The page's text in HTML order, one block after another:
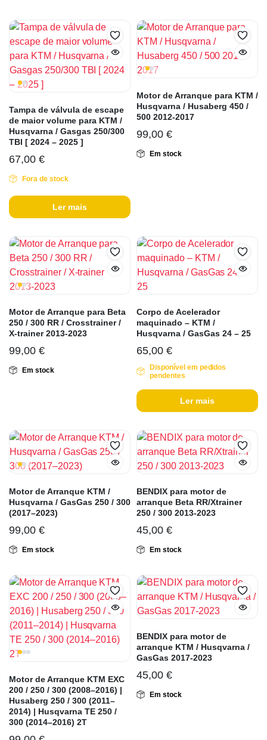
Tampa de válvula de escape
de maior volume para KTM /
Husqvarna / Gasgas 250/300
TBI [ 2024 – 2025 ]
67,00 €
Fora de stock
Ler mais
Motor de Arranque para KTM /
Husqvarna / Husaberg 450 /
500 2012-2017
99,00 €
Em stock
Motor de Arranque para Beta
250 / 300 RR / Crosstrainer /
X-trainer 2013-2023
99,00 €
Em stock
Corpo de Acelerador
maquinado – KTM /
Husqvarna / GasGas 24 – 25
65,00 €
Disponível em pedidos
pendentes
Ler mais
Motor de Arranque KTM /
Husqvarna / GasGas 250 / 300
(2017–2023)
99,00 €
Em stock
BENDIX para motor de
arranque Beta RR/Xtrainer
250 / 300 2013-2023
45,00 €
Em stock
Motor de Arranque KTM EXC
200 / 250 / 300 (2008–2016) |
Husaberg 250 / 300 (2011–
2014) | Husqvarna TE 250 /
300 (2014–2016) 2T
BENDIX para motor de
arranque KTM / Husqvarna /
GasGas 2017-2023
45,00 €
Em stock